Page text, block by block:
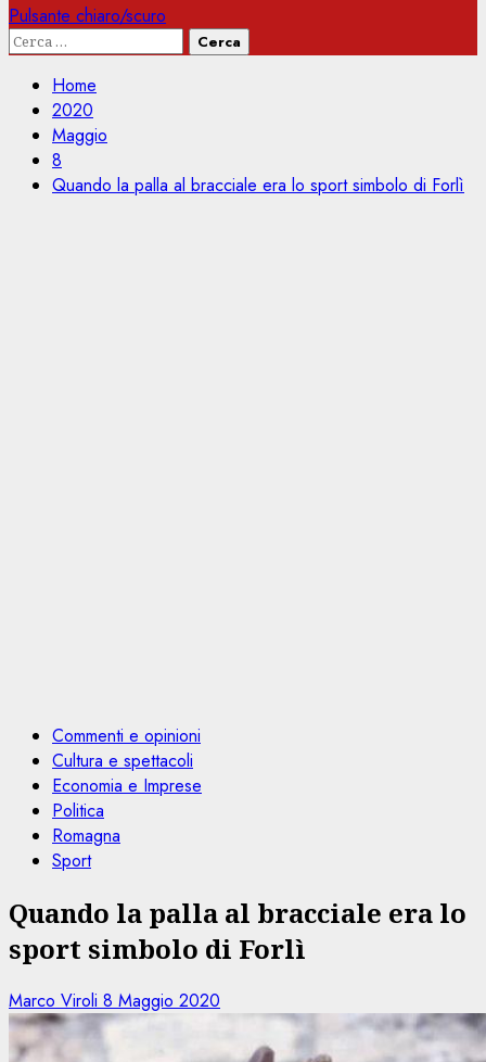
Pulsante chiaro/scuro
Ricerca
Home
2020
Maggio
8
Quando la palla al bracciale era lo sport simbolo di Forlì
Commenti e opinioni
Cultura e spettacoli
Economia e Imprese
Politica
Romagna
Sport
Quando la palla al bracciale era lo
sport simbolo di Forlì
Marco Viroli 8 Maggio 2020